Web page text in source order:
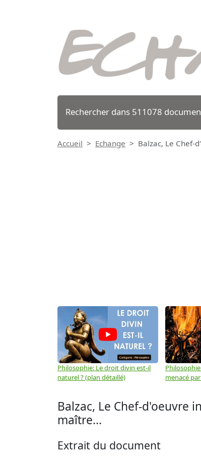
Rechercher dans 511078
Accueil Echange Balzac, Le Chef-
Philosophie: Le droit divin est-il
naturel ? (plan détaillé)
menacé
Balzac, Le Chef-d'oeuvre
maître...
Extrait du document